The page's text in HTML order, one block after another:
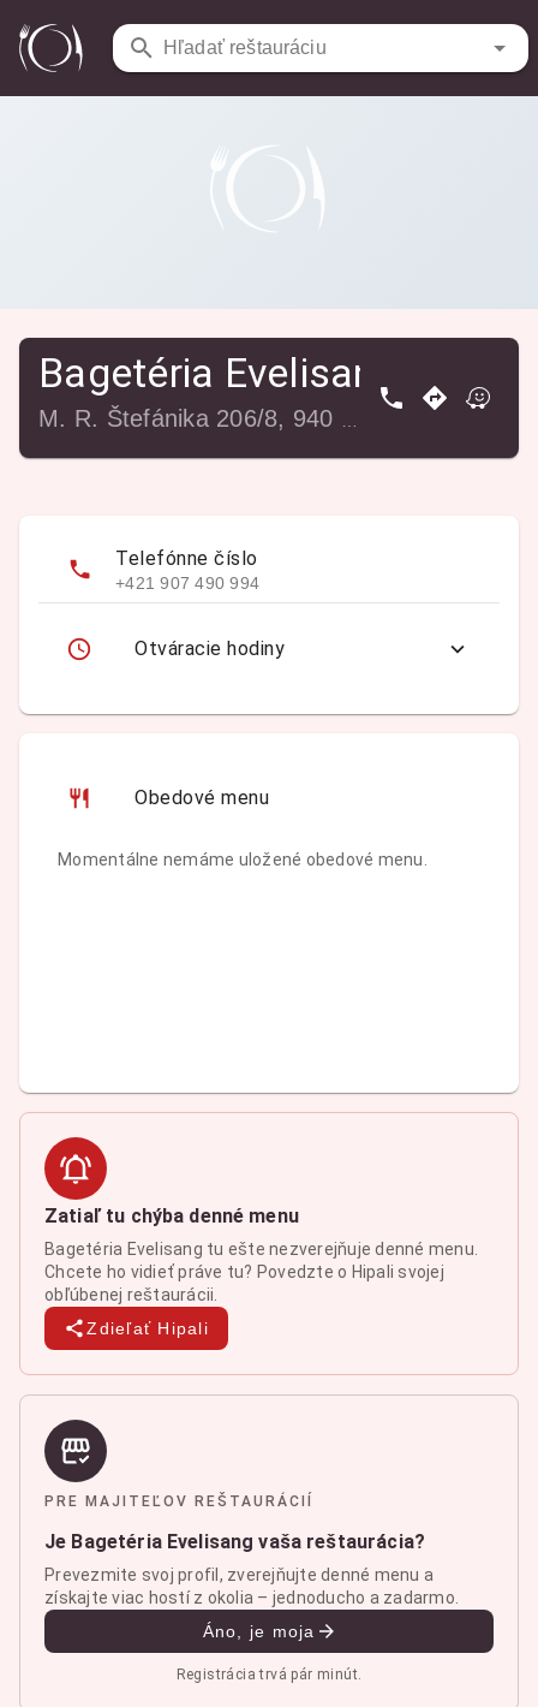
Hľadať reštauráciu
Reštaurácie / Bagetéria Evelisang
Bagetéria Evelisang
Telefónne číslo
+421 907 490 994
Otváracie hodiny
Obedové menu
Momentálne nemáme uložené obedové menu.
Zatiaľ tu chýba denné menu
Bagetéria Evelisang tu ešte nezverejňuje denné menu.
Chcete ho vidieť práve tu? Povedzte o Hipali svojej
obľúbenej reštaurácii.
Zdieľať Hipali
PRE MAJITEĽOV REŠTAURÁCIÍ
Je Bagetéria Evelisang vaša reštaurácia?
Prevezmite svoj profil, zverejňujte denné menu a
získajte viac hostí z okolia – jednoducho a zadarmo.
Áno, je moja
Registrácia trvá pár minút.